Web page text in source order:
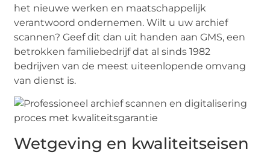
het nieuwe werken en maatschappelijk
verantwoord ondernemen. Wilt u uw archief
scannen? Geef dit dan uit handen aan GMS, een
betrokken familiebedrijf dat al sinds 1982
bedrijven van de meest uiteenlopende omvang
van dienst is.
Wetgeving en kwaliteitseisen